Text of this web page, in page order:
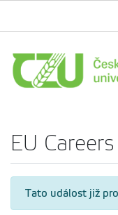
EU
Tato událost již